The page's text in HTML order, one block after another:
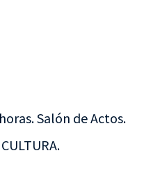
Salón de Actos.